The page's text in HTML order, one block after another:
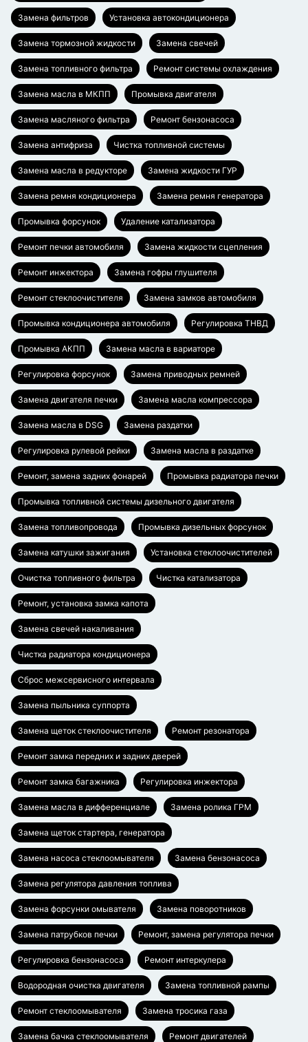
Замена фильтров Установка автокондиционера
Замена тормозной жидкости Замена свечей
Замена топливного фильтра Ремонт системы охлаждения
Замена масла в МКПП Промывка двигателя
Замена масляного фильтра Ремонт бензонасоса
Замена антифриза Чистка топливной системы
Замена масла в редукторе Замена жидкости ГУР
Замена ремня кондиционера Замена ремня генератора
Промывка форсунок Удаление катализатора
Ремонт печки автомобиля Замена жидкости сцепления
Ремонт инжектора Замена гофры глушителя
Ремонт стеклоочистителя Замена замков автомобиля
Промывка кондиционера автомобиля Регулировка ТНВД
Промывка АКПП Замена масла в вариаторе
Регулировка форсунок Замена приводных ремней
Замена двигателя печки Замена масла компрессора
Замена масла в DSG Замена раздатки
Регулировка рулевой рейки Замена масла в раздатке
Ремонт, замена задних фонарей Промывка радиатора печки
Промывка топливной системы дизельного двигателя
Замена топливопровода Промывка дизельных форсунок
Замена катушки зажигания Установка стеклоочистителей
Очистка топливного фильтра Чистка катализатора
Ремонт, установка замка капота
Замена свечей накаливания
Чистка радиатора кондиционера
Сброс межсервисного интервала
Замена пыльника суппорта
Замена щеток стеклоочистителя Ремонт резонатора
Ремонт замка передних и задних дверей
Ремонт замка багажника Регулировка инжектора
Замена масла в дифференциале Замена ролика ГРМ
Замена щеток стартера, генератора
Замена насоса стеклоомывателя Замена бензонасоса
Замена регулятора давления топлива
Замена форсунки омывателя Замена поворотников
Замена патрубков печки Ремонт, замена регулятора печки
Регулировка бензонасоса Ремонт интеркулера
Водородная очистка двигателя Замена топливной рампы
Ремонт стеклоомывателя Замена тросика газа
Замена бачка стеклоомывателя Ремонт двигателей